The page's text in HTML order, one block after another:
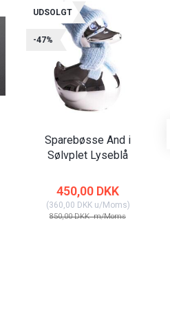
UDSOLGT
-47%
Sparebøsse And i
Sølvplet Lyseblå
450,00 DKK
(360,00 DKKu/Moms)
850,00 DKKm/Moms